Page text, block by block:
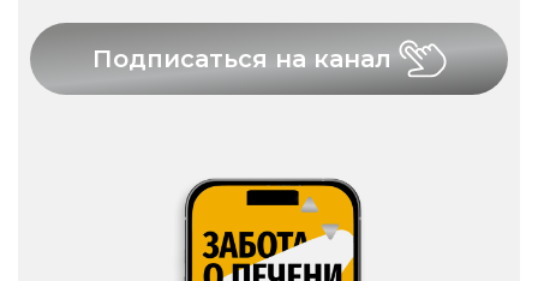
Подписаться на канал